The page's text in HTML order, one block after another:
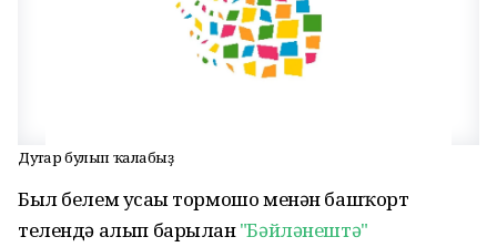
Дуҫтар булып ҡалабыҙ
Был белем усағы тормошо менән башҡорт
телендә алып барылған"Бәйләнештә"